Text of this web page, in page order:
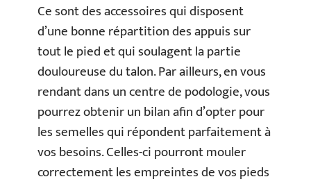
Ce sont des accessoires qui disposent
d’une bonne répartition des appuis sur
tout le pied et qui soulagent la partie
douloureuse du talon. Par ailleurs, en vous
rendant dans un centre de podologie, vous
pourrez obtenir un bilan afin d’opter pour
les semelles qui répondent parfaitement à
vos besoins. Celles-ci pourront mouler
correctement les empreintes de vos pieds